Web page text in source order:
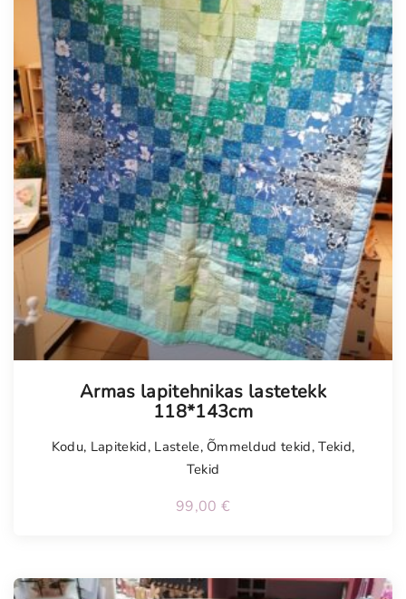
Armas lapitehnikas lastetekk
118*143cm
Kodu, Lapitekid, Lastele, Õmmeldud tekid,Tekid,
Tekid
99,00 €